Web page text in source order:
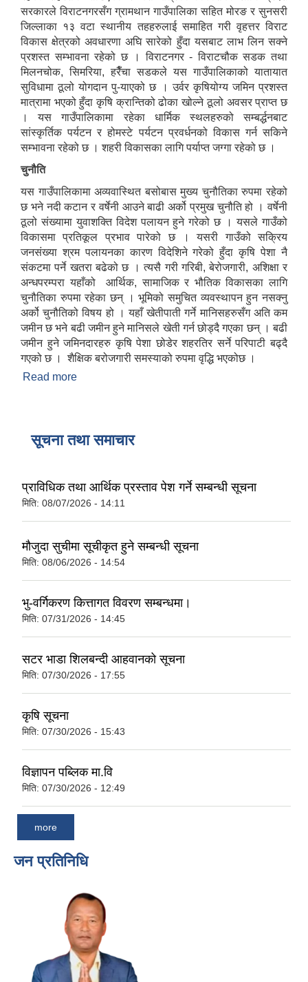
सरकारले विराटनगरसँग ग्रामथान गाउँपालिका सहित मोरङ र सुनसरी
जिल्लाका १३ वटा स्थानीय तहहरुलाई समाहित गरी वृहत्तर विराट
विकास क्षेत्रको अवधारणा अघि सारेको हुँदा यसबाट लाभ लिन सक्ने
प्रशस्त सम्भावना रहेको छ । विराटनगर - विराटचौक सडक तथा
मिलनचोक, सिमरिया, हरैँचा सडकले यस गाउँपालिकाको यातायात
सुविधामा ठूलो योगदान पु-याएको छ । उर्वर कृषियोग्य जमिन प्रशस्त
मात्रामा भएको हुँदा कृषि क्रान्तिको ढोका खोल्ने ठूलो अवसर प्राप्त छ
। यस गाउँपालिकामा रहेका धार्मिक स्थलहरुको सम्बर्द्धनबाट
सांस्कृर्तिक पर्यटन र होमस्टे पर्यटन प्रवर्धनको विकास गर्न सकिने
सम्भावना रहेको छ । शहरी विकासका लागि पर्याप्त जग्गा रहेको छ ।
चुनौति
यस गाउँपालिकामा अव्यवास्थित बसोबास मुख्य चुनौतिका रुपमा रहेको
छ भने नदी कटान र वर्षेनी आउने बाढी अर्को प्रमुख चुनौति हो । वर्षेनी
ठूलो संख्यामा युवाशक्ति विदेश पलायन हुने गरेको छ । यसले गाउँको
विकासमा प्रतिकूल प्रभाव पारेको छ । यसरी गाउँको सक्रिय
जनसंख्या श्रम पलायनका कारण विदेशिने गरेको हुँदा कृषि पेशा नै
संकटमा पर्ने खतरा बढेको छ । त्यसै गरी गरिबी, बेरोजगारी, अशिक्षा र
अन्धपरम्परा यहाँको आर्थिक, सामाजिक र भौतिक विकासका लागि
चुनौतिका रुपमा रहेका छन् । भूमिको समुचित व्यवस्थापन हुन नसक्नु
अर्को चुनौतिको विषय हो । यहाँ खेतीपाती गर्ने मानिसहरुसँग अति कम
जमीन छ भने बढी जमीन हुने मानिसले खेती गर्न छोड्दै गएका छन् । बढी
जमीन हुने जमिनदारहरु कृषि पेशा छोडेर शहरतिर सर्ने परिपाटी बढ्दै
गएको छ । शैक्षिक बरोजगारी समस्याको रुपमा वृद्धि भएकोछ ।
Read more
सूचना तथा समाचार
प्राविधिक तथा आर्थिक प्रस्ताव पेश गर्ने सम्बन्धी सूचना
मिति: 08/07/2026 - 14:11
मौजुदा सुचीमा सूचीकृत हुने सम्बन्धी सूचना
मिति: 08/06/2026 - 14:54
भु-वर्गिकरण कित्तागत विवरण सम्बन्धमा।
मिति: 07/31/2026 - 14:45
सटर भाडा शिलबन्दी आहवानको सूचना
मिति: 07/30/2026 - 17:55
कृषि सूचना
मिति: 07/30/2026 - 15:43
विज्ञापन पब्लिक मा.वि
मिति: 07/30/2026 - 12:49
more
जन प्रतिनिधि